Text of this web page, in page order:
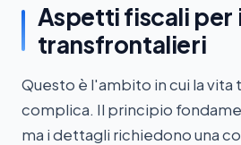
Aspetti fiscali per
transfrontalieri
Questo è l'ambito in cui la vita
complica. Il principio
ma i dettagli richiedono una